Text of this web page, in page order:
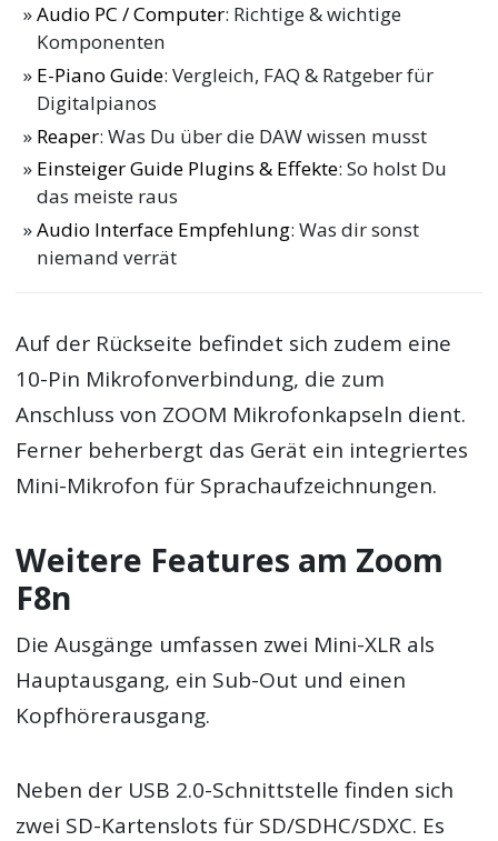
Audio PC / Computer: Richtige & wichtige
Komponenten
E-Piano Guide: Vergleich, FAQ & Ratgeber für
Digitalpianos
Reaper: Was Du über die DAW wissen musst
Einsteiger Guide Plugins & Effekte: So holst Du
das meiste raus
Audio Interface Empfehlung: Was dir sonst
niemand verrät
Auf der Rückseite befindet sich zudem eine
10-Pin Mikrofonverbindung, die zum
Anschluss von ZOOM Mikrofonkapseln dient.
Ferner beherbergt das Gerät ein integriertes
Mini-Mikrofon für Sprachaufzeichnungen.
Weitere Features am Zoom
F8n
Die Ausgänge umfassen zwei Mini-XLR als
Hauptausgang, ein Sub-Out und einen
Kopfhörerausgang.
Neben der USB 2.0-Schnittstelle finden sich
zwei SD-Kartenslots für SD/SDHC/SDXC. Es